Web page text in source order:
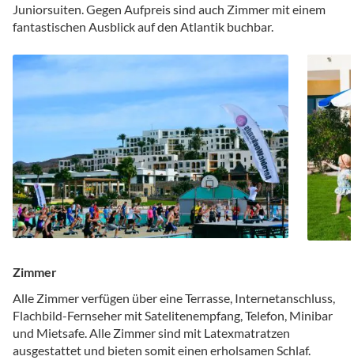
Juniorsuiten. Gegen Aufpreis sind auch Zimmer mit einem
fantastischen Ausblick auf den Atlantik buchbar.
Zimmer
Alle Zimmer verfügen über eine Terrasse, Internetanschluss,
Flachbild-Fernseher mit Satelitenempfang, Telefon, Minibar
und Mietsafe. Alle Zimmer sind mit Latexmatratzen
ausgestattet und bieten somit einen erholsamen Schlaf.